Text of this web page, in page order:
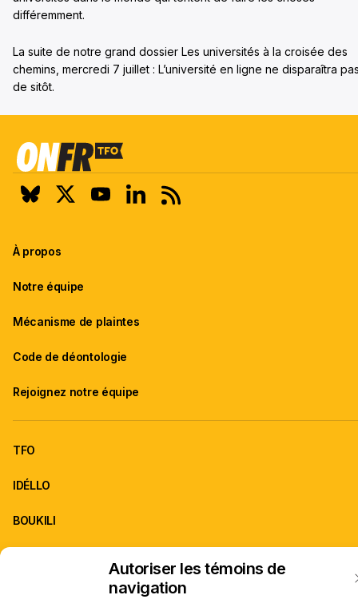
Autoriser les témoins de
navigation
différemment.
La suite de notre grand dossier Les universités à la croisée des
chemins, mercredi 7 juillet : L’université en ligne ne disparaîtra
de sitôt.
À propos
Notre équipe
Mécanisme de plaintes
Code de déontologie
Rejoignez notre équipe
TFO
IDÉLLO
BOUKILI
ONFR est la franchise d'information de TFO.
Carrières